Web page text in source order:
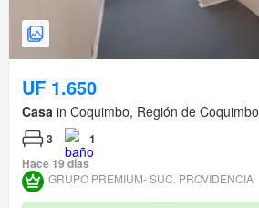
UF 1.650
Casa in Coquimbo, Región de Coquimbo
3
1
Hace 19 días
GRUPO PREMIUM- SUC. PROVIDENCIA